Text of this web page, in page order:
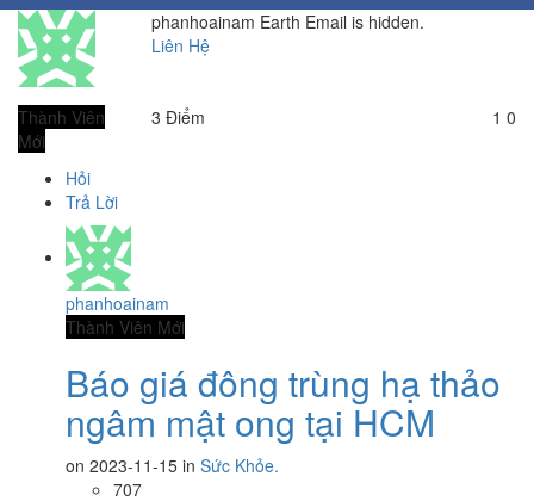
phanhoainam Earth Email is hidden.
Liên Hệ
Thành Viên
Mới
3 Điểm 1 0
Hỏi
Trả Lời
phanhoainam
Thành Viên Mới
Báo giá đông trùng hạ thảo
ngâm mật ong tại HCM
on 2023-11-15 in Sức Khỏe.
707